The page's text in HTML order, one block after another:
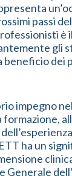
passi
è
gli
beneficio dei
impegno
ha un
Generale